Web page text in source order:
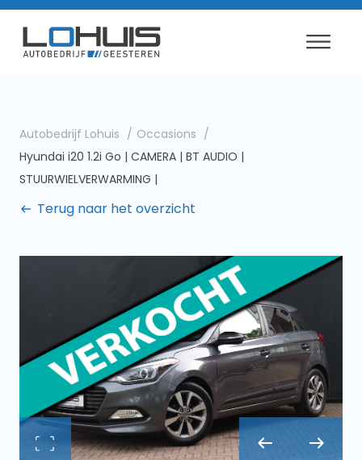
Terug naar het overzicht
Autobedrijf Lohuis
Occasions
Hyundai i20 1.2i Go | CAMERA | BT AUDIO |
STUURWIELVERWARMING |